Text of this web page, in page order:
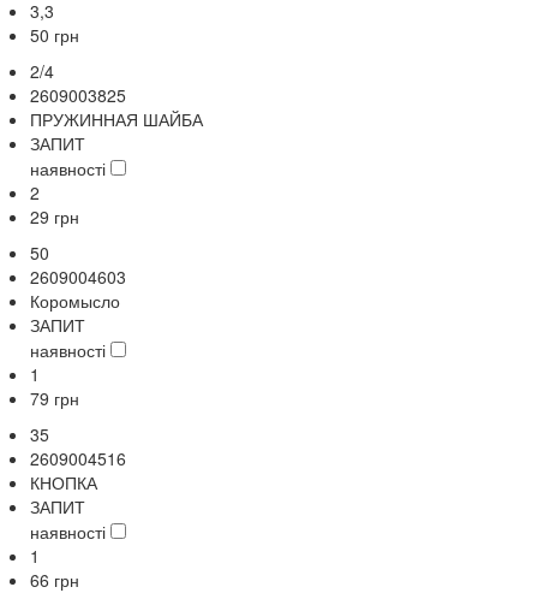
3,3
50 грн
2/4
2609003825
ПРУЖИННАЯ ШАЙБА
ЗАПИТ
наявності
2
29 грн
50
2609004603
Коромысло
ЗАПИТ
наявності
1
79 грн
35
2609004516
КНОПКА
ЗАПИТ
наявності
1
66 грн